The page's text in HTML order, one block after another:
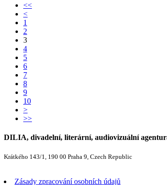
<<
<
1
2
3
4
5
6
7
8
9
10
>
>>
DILIA, divadelní, literární, audiovizuální
Krátkého 143/1, 190 00 Praha 9, Czech Republic
Zásady zpracování osobních údajů